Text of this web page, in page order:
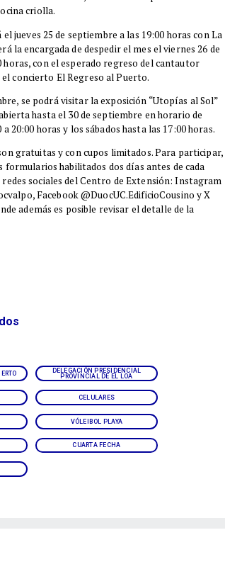
criolla.
jueves 25 de septiembre a las 19:00 horas con La
la encargada de despedir el mes el viernes 26 de
horas, con el esperado regreso del cantautor
concierto El Regreso al Puerto.
se podrá visitar la exposición “Utopías al Sol”
hasta el 30 de septiembre en horario de
20:00 horas y los sábados hasta las 17:00 horas.
gratuitas y con cupos limitados. Para participar,
formularios habilitados dos días antes de cada
sociales del Centro de Extensión: Instagram
Facebook @DuocUC.EdificioCousino y X
además es posible revisar el detalle de la
DELEGACIÓN PRESIDENCIAL
PROVINCIAL DE EL LOA
CELULARES
VÓLEIBOL PLAYA
CUARTA FECHA